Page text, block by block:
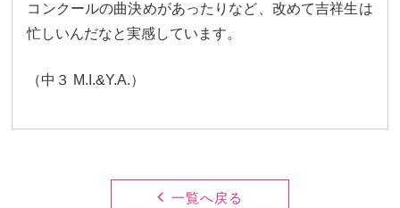
入試結果
卒業生及び卒業生保護者の方へ
KICHIJO NEWS
コンクールの曲決めがあったりなど、改めて吉祥生は
忙しいんだなと実感しています。
（中３ M.I.&Y.A.）
一覧へ戻る